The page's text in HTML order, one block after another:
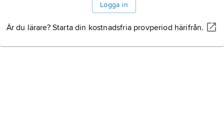
Logga in
Är du lärare? Starta din kostnadsfria provperiod härifrån.